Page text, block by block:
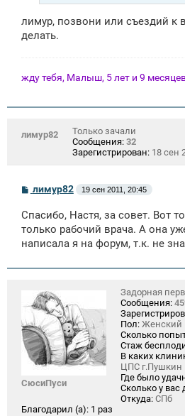
лимур, позвони или съездий к
делать.
жду тебя, Малыш, 5 лет и 9
лимур82
Только зачали
Сообщения: 32
Зарегистрирован: 18 сен
С
б
щ
н
е
лимур82 19 сен 2011, 20:45
Спасибо, Настя, за совет. Вот
только рабочий врача. А она
написала я на форум, т.к. не
СюсиПуси
Задорная
Сообщения:
Пол: Женский
Сколько
Стаж
В каких
ЦПС г.Пушкин
Где было
Сколько у вас
Откуда: СПб
Благодарил (а): 1 раз